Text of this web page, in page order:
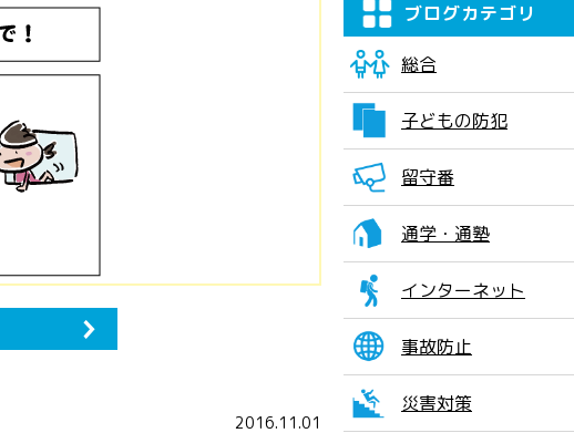
2016.11.01
ブログカテゴリ
総合
子どもの防犯
留守番
通学・通塾
インターネット
事故防止
災害対策